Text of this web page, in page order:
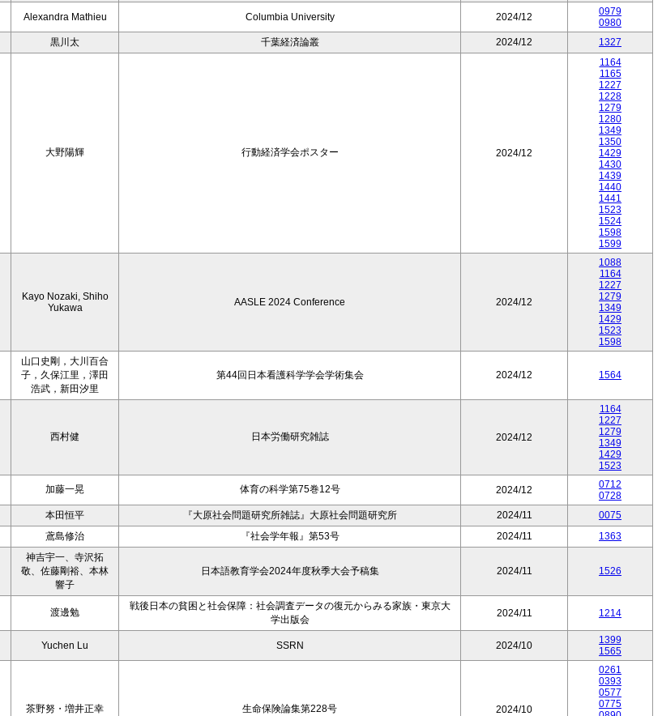
Alexandra Mathieu Columbia University 2024/12
0979
0980
黒川太 千葉経済論叢 2024/12 1327
大野陽輝 行動経済学会ポスター 2024/12
1164
1165
1227
1228
1279
1280
1349
1350
1429
1430
1439
1440
1441
1523
1524
1598
1599
Kayo Nozaki, Shiho
Yukawa
AASLE 2024 Conference 2024/12
1088
1164
1227
1279
1349
1429
1523
1598
山口史剛，大川百合
子，久保江里，澤田
浩武，新田汐里
第44回日本看護科学学会学術集会 2024/12 1564
西村健 日本労働研究雑誌 2024/12
1164
1227
1279
1349
1429
1523
加藤一晃 体育の科学第75巻12号 2024/12
0712
0728
本田恒平 『大原社会問題研究所雑誌』大原社会問題研究所 2024/11
0075
鳶島修治 『社会学年報』第53号 2024/11 1363
神吉宇一、寺沢拓
敬、佐藤剛裕、本林
響子
日本語教育学会2024年度秋季大会予稿集 2024/11 1526
渡邊勉
戦後日本の貧困と社会保障：社会調査データの復元からみる家族・東京大
学出版会
2024/11 1214
Yuchen Lu SSRN 2024/10
1399
1565
茶野努・増井正幸 生命保険論集第228号 2024/10
0261
0393
0577
0775